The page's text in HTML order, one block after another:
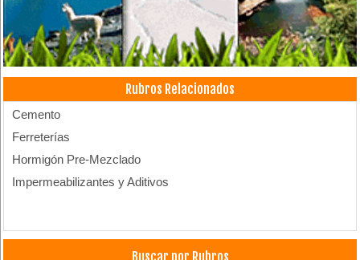
Rubros Relacionados
Cemento
Ferreterías
Hormigón Pre-Mezclado
Impermeabilizantes y Aditivos